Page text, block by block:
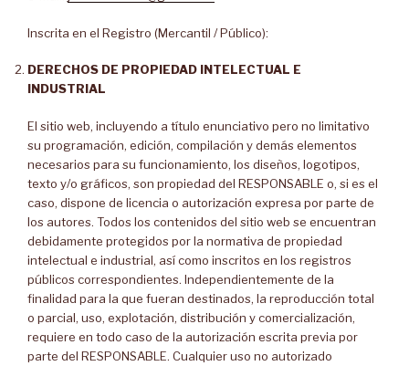
Inscrita en el Registro (Mercantil / Público):
DERECHOS DE PROPIEDAD INTELECTUAL E
INDUSTRIAL
El sitio web, incluyendo a título enunciativo pero no limitativo
su programación, edición, compilación y demás elementos
necesarios para su funcionamiento, los diseños, logotipos,
texto y/o gráficos, son propiedad del RESPONSABLE o, si es el
caso, dispone de licencia o autorización expresa por parte de
los autores. Todos los contenidos del sitio web se encuentran
debidamente protegidos por la normativa de propiedad
intelectual e industrial, así como inscritos en los registros
públicos correspondientes. Independientemente de la
finalidad para la que fueran destinados, la reproducción total
o parcial, uso, explotación, distribución y comercialización,
requiere en todo caso de la autorización escrita previa por
parte del RESPONSABLE. Cualquier uso no autorizado